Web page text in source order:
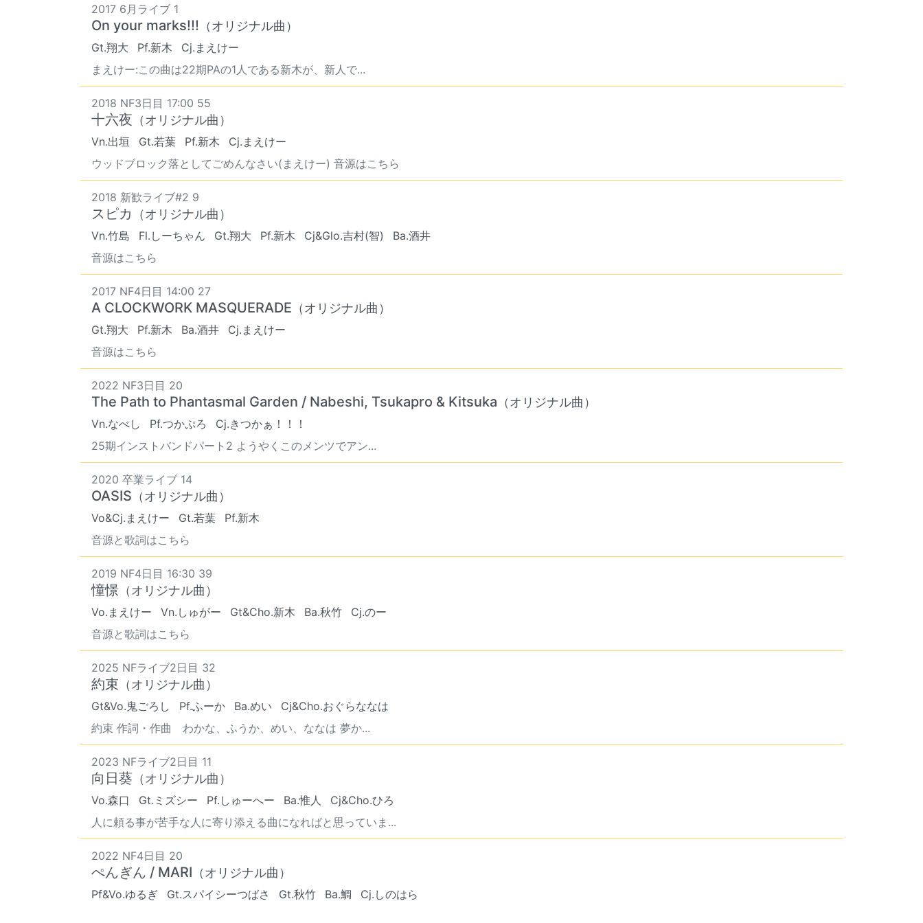
2017 6月ライブ 1
On your marks!!! （オリジナル曲）
Gt.翔大 Pf.新木
Cj.まえけー
まえけー:この曲は22期PAの1人である新木が、新人で...
2018 NF3日目 17:00 55
十六夜 （オリジナル曲）
Vn.出垣 Gt.若葉 Pf.新木
Cj.まえけー
ウッドブロック落としてごめんなさい(まえけー) 音源はこちら
2018 新歓ライブ#2 9
スピカ （オリジナル曲）
Vn.竹島 Fl.しーちゃん Gt.翔大 Pf.新木 Cj&Glo.吉村(智)
Ba.酒井
音源はこちら
2017 NF4日目 14:00 27
A CLOCKWORK MASQUERADE （オリジナル曲）
Gt.翔大 Pf.新木 Ba.酒井
Cj.まえけー
音源はこちら
2022 NF3日目 20
The Path to Phantasmal Garden / Nabeshi, Tsukapro & Kitsuka （オリジナル曲）
Vn.なべし Pf.つかぷろ
Cj.きつかぁ！！！
25期インストバンドパート2 ようやくこのメンツでアン...
2020 卒業ライブ 14
OASIS （オリジナル曲）
Vo&Cj.まえけー Gt.若葉
Pf.新木
音源と歌詞はこちら
2019 NF4日目 16:30 39
憧憬 （オリジナル曲）
Vo.まえけー Vn.しゅがー Gt&Cho.新木 Ba.秋竹
Cj.のー
音源と歌詞はこちら
2025 NFライブ2日目 32
約束 （オリジナル曲）
Gt&Vo.鬼ごろし Pf.ふーか Ba.めい
Cj&Cho.おぐらななは
約束 作詞・作曲 わかな、ふうか、めい、ななは 夢か...
2023 NFライブ2日目 11
向日葵 （オリジナル曲）
Vo.森口 Gt.ミズシー Pf.しゅーへー Ba.惟人
Cj&Cho.ひろ
人に頼る事が苦手な人に寄り添える曲になればと思っていま...
2022 NF4日目 20
ぺんぎん / MARI （オリジナル曲）
Pf&Vo.ゆるぎ Gt.スパイシーつばさ Gt.秋竹 Ba.鯛 Cj.しのはら